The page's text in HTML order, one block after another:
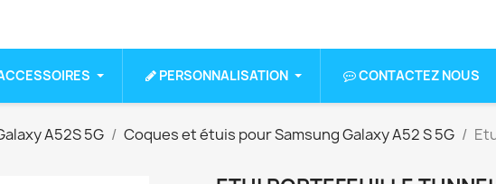
PERSONNALISATION CONTACTEZ NOUS
A52S 5G Coques et étuis pour Samsung Galaxy A52 S 5G